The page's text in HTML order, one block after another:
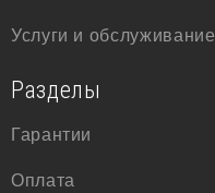
Услуги и обслуживание
Разделы
Гарантии
Оплата